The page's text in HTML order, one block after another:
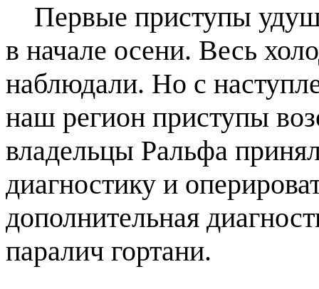
Первые приступы
в начале осени. Весь
наблюдали. Но с
наш регион приступы
владельцы Ральфа
диагностику и
дополнительная
паралич гортани.